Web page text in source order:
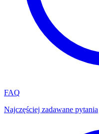
FAQ
Najczęściej zadawane pytania